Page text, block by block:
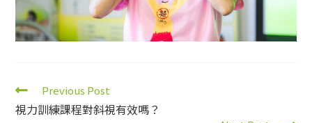
Previous Post
視力訓練課程對斜視有效嗎？